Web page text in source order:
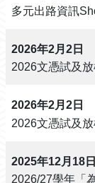
多元出路資訊
2026年2月2日
2026文憑試及
2026年2月2日
2026文憑試及
2025年12月18日
2026/27學年「